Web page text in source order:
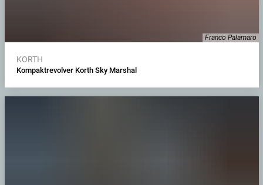
Franco Palamaro
KORTH
Kompaktrevolver Korth Sky Marshal